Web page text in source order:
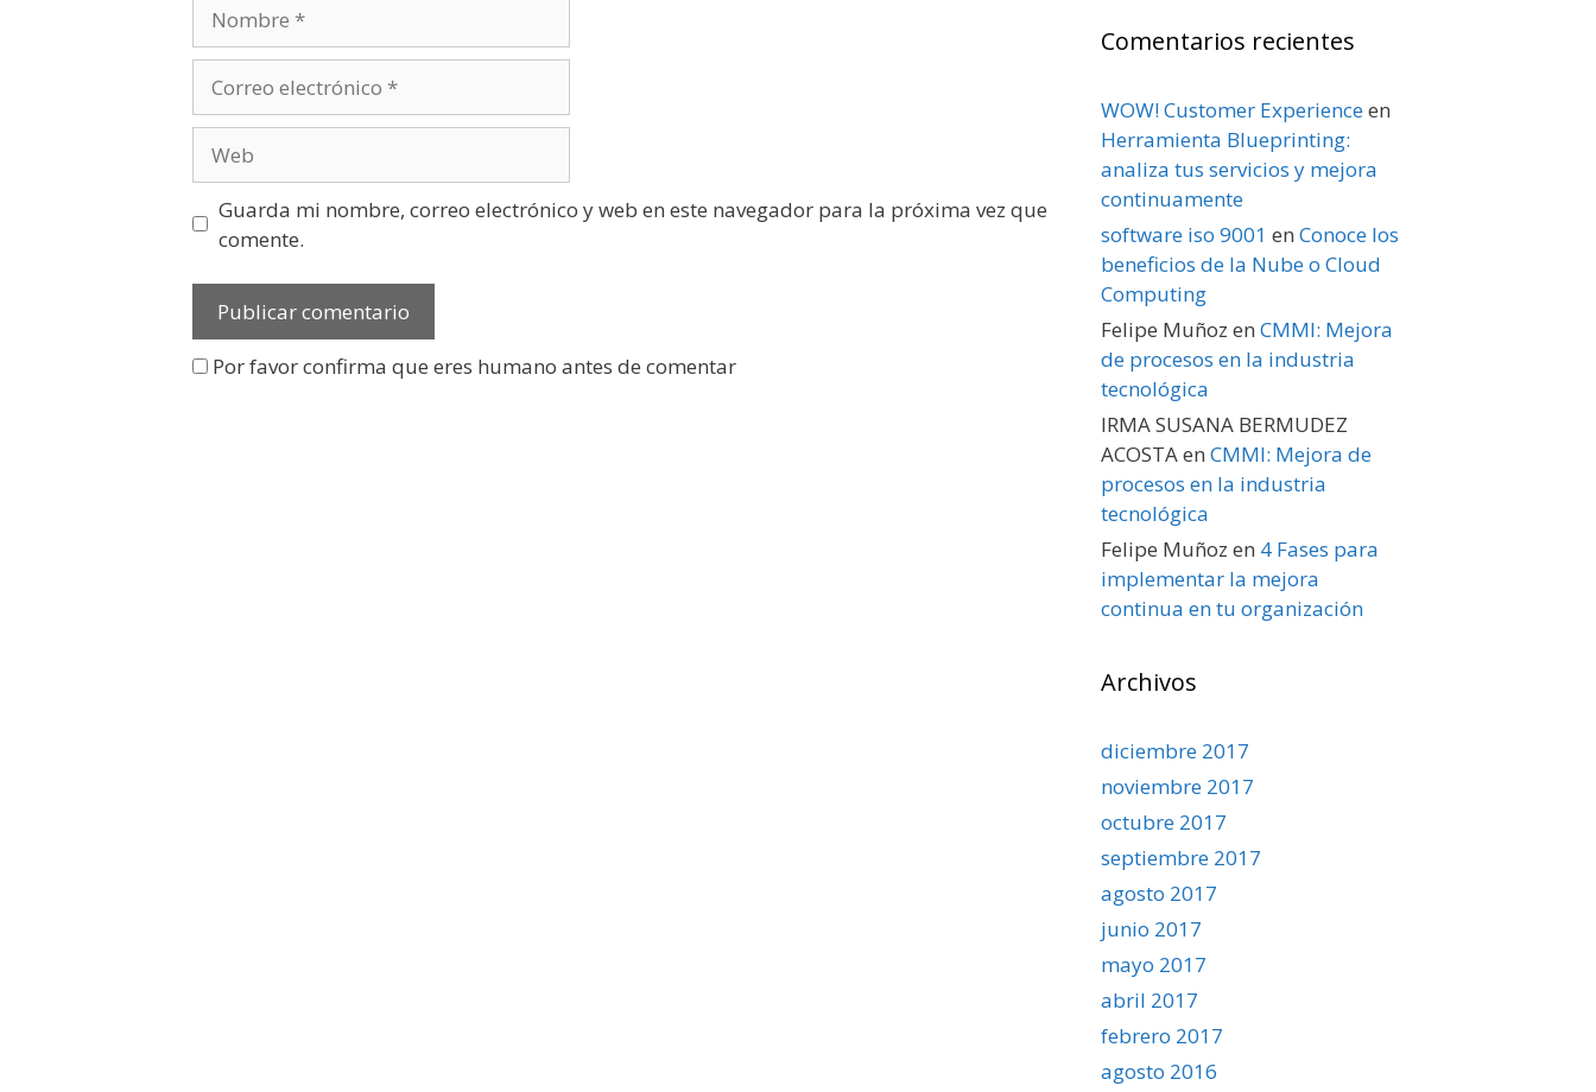
Guarda mi nombre, correo electrónico y web en este navegador para la próxima vez que
comente.
Por favor confirma que eres humano antes de comentar
Comentarios recientes
WOW! Customer Experienceen
Herramienta Blueprinting:
analiza tus servicios y mejora
continuamente
software iso 9001 en Conoce los
beneficios de la Nube o Cloud
Computing
Felipe Muñoz en CMMI: Mejora
de procesos en la industria
tecnológica
IRMA SUSANA BERMUDEZ
ACOSTAen CMMI: Mejora de
procesos en la industria
tecnológica
Felipe Muñoz en 4 Fases para
implementar la mejora
continua en tu organización
Archivos
diciembre 2017
noviembre 2017
octubre 2017
septiembre 2017
agosto 2017
junio 2017
mayo 2017
abril 2017
febrero 2017
agosto 2016